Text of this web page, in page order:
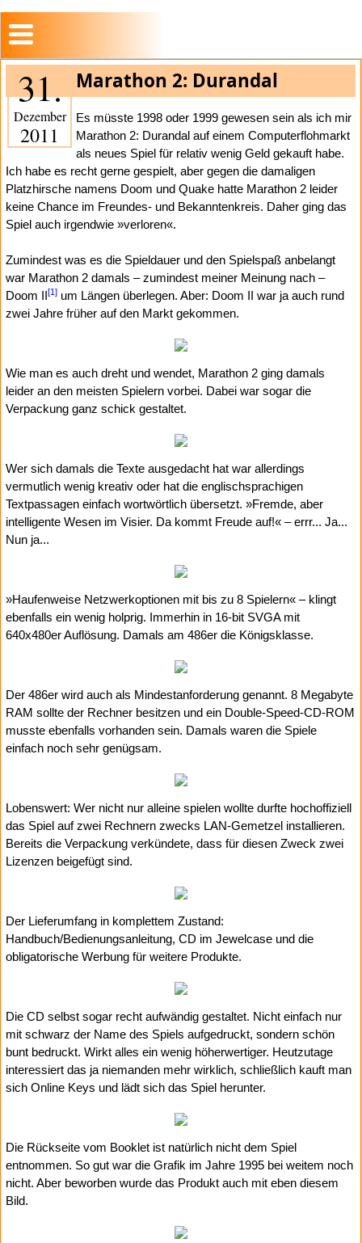
31.
Dezember
2011
Marathon 2: Durandal
Es müsste 1998 oder 1999 gewesen sein als ich mir
Marathon 2: Durandal auf einem Computerflohmarkt
als neues Spiel für relativ wenig Geld gekauft habe.
Ich habe es recht gerne gespielt, aber gegen die damaligen
Platzhirsche namens Doom und Quake hatte Marathon 2 leider
keine Chance im Freundes- und Bekanntenkreis. Daher ging das
Spiel auch irgendwie »verloren«.
Zumindest was es die Spieldauer und den Spielspaß anbelangt
war Marathon 2 damals – zumindest meiner Meinung nach –
Doom II[1] um Längen überlegen. Aber: Doom II war ja auch rund
zwei Jahre früher auf den Markt gekommen.
Wie man es auch dreht und wendet, Marathon 2 ging damals
leider an den meisten Spielern vorbei. Dabei war sogar die
Verpackung ganz schick gestaltet.
Wer sich damals die Texte ausgedacht hat war allerdings
vermutlich wenig kreativ oder hat die englischsprachigen
Textpassagen einfach wortwörtlich übersetzt. »Fremde, aber
intelligente Wesen im Visier. Da kommt Freude auf!« – errr... Ja...
Nun ja...
»Haufenweise Netzwerkoptionen mit bis zu 8 Spielern« – klingt
ebenfalls ein wenig holprig. Immerhin in 16-bit SVGA mit
640x480er Auflösung. Damals am 486er die Königsklasse.
Der 486er wird auch als Mindestanforderung genannt. 8 Megabyte
RAM sollte der Rechner besitzen und ein Double-Speed-CD-ROM
musste ebenfalls vorhanden sein. Damals waren die Spiele
einfach noch sehr genügsam.
Lobenswert: Wer nicht nur alleine spielen wollte durfte hochoffiziell
das Spiel auf zwei Rechnern zwecks LAN-Gemetzel installieren.
Bereits die Verpackung verkündete, dass für diesen Zweck zwei
Lizenzen beigefügt sind.
Der Lieferumfang in komplettem Zustand:
Handbuch/Bedienungsanleitung, CD im Jewelcase und die
obligatorische Werbung für weitere Produkte.
Die CD selbst sogar recht aufwändig gestaltet. Nicht einfach nur
mit schwarz der Name des Spiels aufgedruckt, sondern schön
bunt bedruckt. Wirkt alles ein wenig höherwertiger. Heutzutage
interessiert das ja niemanden mehr wirklich, schließlich kauft man
sich Online Keys und lädt sich das Spiel herunter.
Die Rückseite vom Booklet ist natürlich nicht dem Spiel
entnommen. So gut war die Grafik im Jahre 1995 bei weitem noch
nicht. Aber beworben wurde das Produkt auch mit eben diesem
Bild.